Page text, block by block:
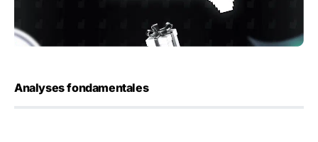
Analyses fondamentales